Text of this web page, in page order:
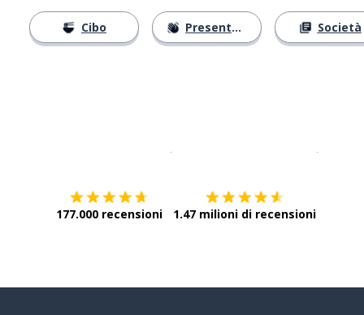
Cibo Presentarsi Società
177.000 recensioni 1.47 milioni di recensioni